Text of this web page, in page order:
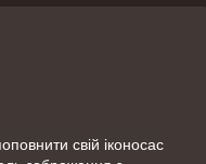
свій іконосас